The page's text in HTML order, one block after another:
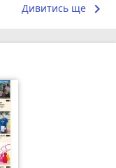
Дивитись ще keyboard_arrow_right